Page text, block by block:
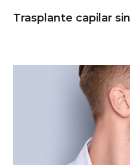
Trasplante capilar